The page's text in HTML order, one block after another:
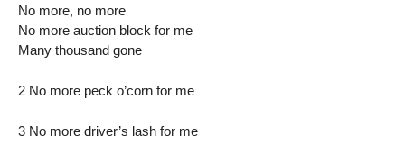
No more, no more
No more auction block for me
Many thousand gone
2 No more peck o’corn for me
3 No more driver’s lash for me